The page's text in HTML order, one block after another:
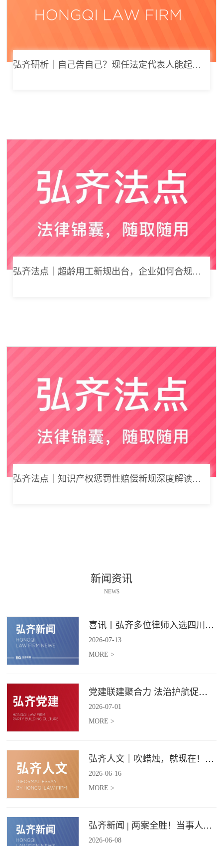
弘齐研析｜自己告自己？现任法定代表人能起诉公司索要劳动报酬吗？
弘齐法点｜超龄用工新规出台，企业如何合规用工
弘齐法点｜知识产权惩罚性赔偿新规深度解读： 从“赔得起”到“赔不起”的司法逻辑
新闻资讯
NEWS
喜讯丨弘齐多位律师入选四川省破产管理人协会工作委员会委员
2026-07-13
MORE >
党建联建聚合力 法治护航促振兴 | 弘齐律所党支部与龙星村党委联合开展庆 “七一” 主题党日活动
2026-07-01
MORE >
弘齐人文｜吹蜡烛，就现在！弘齐第二季度生日会如约而至
2026-06-16
MORE >
弘齐新闻 | 两案全胜！当事人赠 “律法精湛 不负重托” 锦旗致谢
2026-06-08